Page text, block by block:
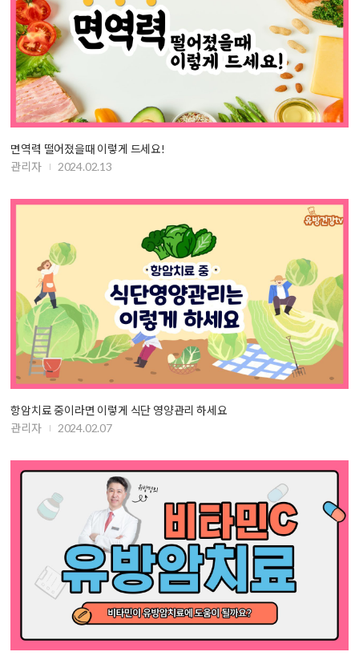
면역력 떨어졌을때 이렇게 드세요!
관리자
2024.02.13
항암치료 중이라면 이렇게 식단 영양관리 하세요
관리자
2024.02.07